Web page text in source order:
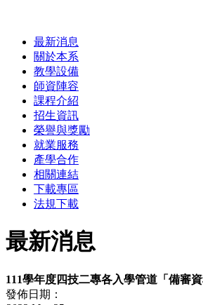
最新消息
關於本系
教學設備
師資陣容
課程介紹
招生資訊
榮譽與獎勵
就業服務
產學合作
相關連結
下載專區
法規下載
最新消息
111學年度四技二專各入學管道「備審資
發佈日期：